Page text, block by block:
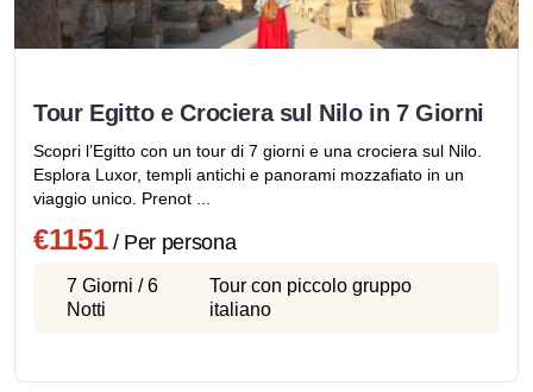
Tour Egitto e Crociera sul Nilo in 7 Giorni
Scopri l’Egitto con un tour di 7 giorni e una crociera sul Nilo.
Esplora Luxor, templi antichi e panorami mozzafiato in un
viaggio unico. Prenot ...
€1151/ Per persona
7 Giorni / 6
Notti
Tour con piccolo gruppo
italiano